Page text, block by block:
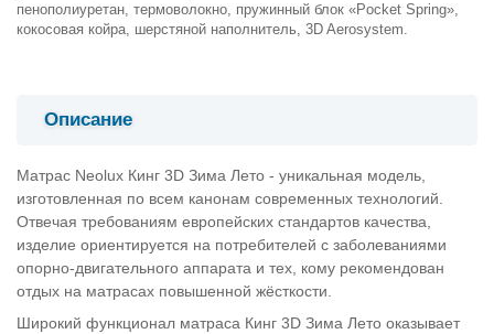
пенополиуретан, термоволокно, пружинный блок «Pocket Spring»,
кокосовая койра, шерстяной наполнитель, 3D Aerosystem.
Описание
Матрас Neolux Кинг 3D Зима Лето - уникальная модель,
изготовленная по всем канонам современных технологий.
Отвечая требованиям европейских стандартов качества,
изделие ориентируется на потребителей с заболеваниями
опорно-двигательного аппарата и тех, кому рекомендован
отдых на матрасах повышенной жёсткости.
Широкий функционал матраса Кинг 3D Зима Лето оказывает